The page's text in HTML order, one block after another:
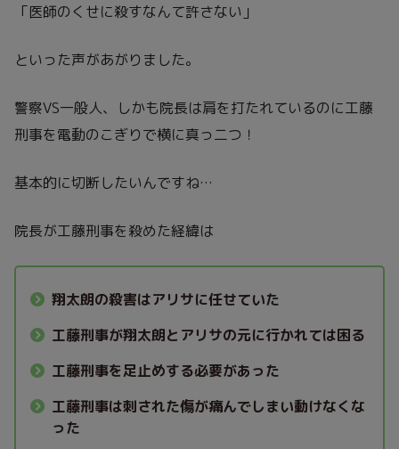
「医師のくせに殺すなんて許さない」
といった声があがりました。
警察VS一般人、しかも院長は肩を打たれているのに工藤
刑事を電動のこぎりで横に真っ二つ！
基本的に切断したいんですね…
院長が工藤刑事を殺めた経緯は
翔太朗の殺害はアリサに任せていた
工藤刑事が翔太朗とアリサの元に行かれては困る
工藤刑事を足止めする必要があった
工藤刑事は刺された傷が痛んでしまい動けなくな
った